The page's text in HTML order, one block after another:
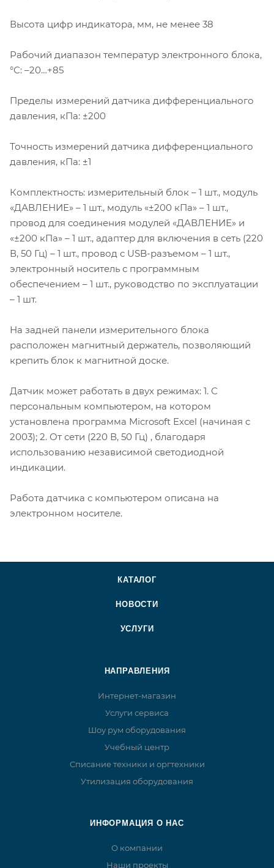
Высота цифр индикатора, мм, не менее 38
Рабочий диапазон температур электронного блока,
°С: –20…+85
Пределы измерений датчика дифференциального
давления, кПа: ±200
Точность измерений датчика дифференциального
давления, кПа: ±1
Комплектность: измерительный блок – 1 шт., модуль
«ДАВЛЕНИЕ» – 1 шт., модуль «±200 кПа» – 1 шт.,
провод для соединения модулей «ДАВЛЕНИЕ» и
«±200 кПа» – 1 шт., адаптер для включения в сеть (220
В, 50 Гц) – 1 шт., провод с USB-разъемом – 1 шт.,
электронный носитель с программным
обеспечением – 1 шт., руководство по эксплуатации
– 1 шт.
На задней панели измерительного блока
расположен магнитный держатель, позволяющий
крепить блок к магнитной доске.
Датчик может работать в двух режимах: 1. С
персональным компьютером, на котором
установлена программа Microsoft Excel (начиная с
2003); 2. От сети (220 В, 50 Гц) , благодаря
использованию независимой светодиодной
индикации.
Работа датчика с компьютером описана на
электронном носителе.
КАТАЛОГ
НОВОСТИ
УСЛУГИ
НАПРАВЛЕНИЯ
Интернет-магазин
Услуги сервиса
Шоу рум оборудования
Учебный центр
Списание техники и оргтехники
Утилизация оборудования
ИНФОРМАЦИЯ О НАС
О компании
Наши проекты